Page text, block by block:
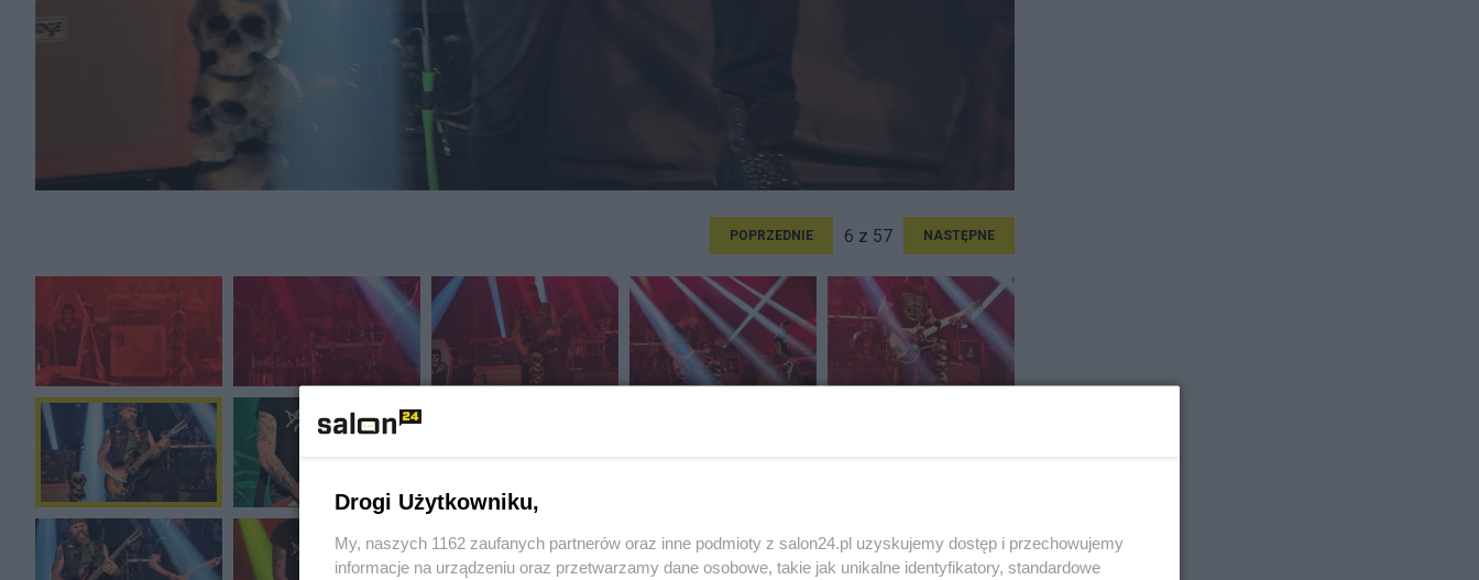
POPRZEDNIE 6 z 57 NASTĘPNE
Drogi Użytkowniku,
My, naszych 1162 zaufanych partnerów oraz inne podmioty z salon24.pl uzyskujemy dostęp i przechowujemy
informacje na urządzeniu oraz przetwarzamy dane osobowe, takie jak unikalne identyfikatory, standardowe